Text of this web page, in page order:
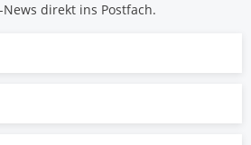
direkt ins Postfach.